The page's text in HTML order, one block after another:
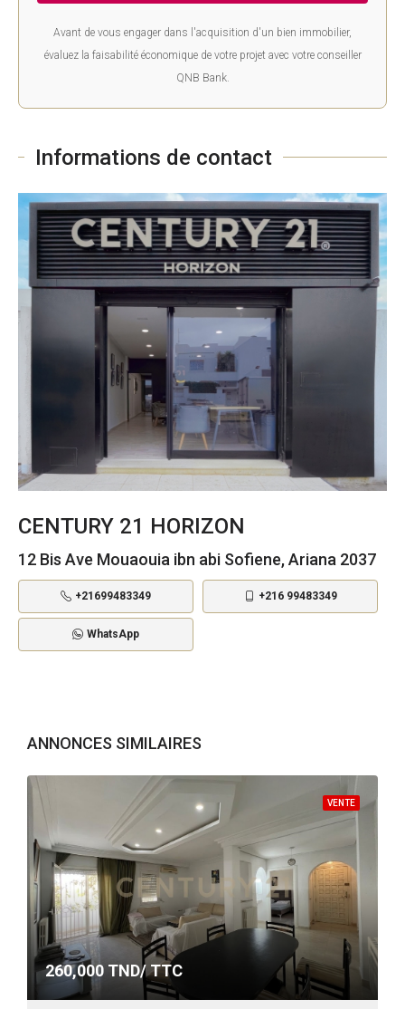
Avant de vous engager dans l'acquisition d'un bien immobilier,
évaluez la faisabilité économique de votre projet avec votre conseiller
QNB Bank.
Informations de contact
CENTURY 21 HORIZON
12 Bis Ave Mouaouia ibn abi Sofiene, Ariana 2037
+21699483349 +216 99483349
WhatsApp
ANNONCES SIMILAIRES
VENTE
260,000 TND/ TTC